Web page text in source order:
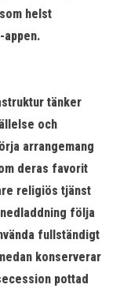
helst
tänker
och
arrangemang
deras favorit
religiös tjänst
följa
fullständigt
konserverar
pottad